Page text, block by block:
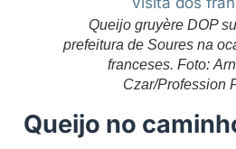
Queijo gruyère DOP
prefeitura de Soures na
franceses. Foto:
Czar/Profession
Queijo no